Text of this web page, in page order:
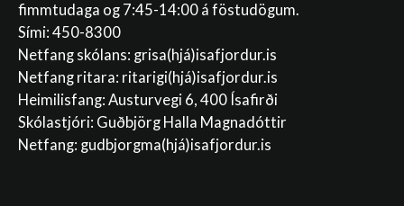
fimmtudaga og 7:45-14:00 á föstudögum.
Sími: 450-8300
Netfang skólans: grisa(hjá)isafjordur.is
Netfang ritara: ritarigi(hjá)isafjordur.is
Heimilisfang: Austurvegi 6, 400 Ísafirði
Skólastjóri: Guðbjörg Halla Magnadóttir
Netfang: gudbjorgma(hjá)isafjordur.is